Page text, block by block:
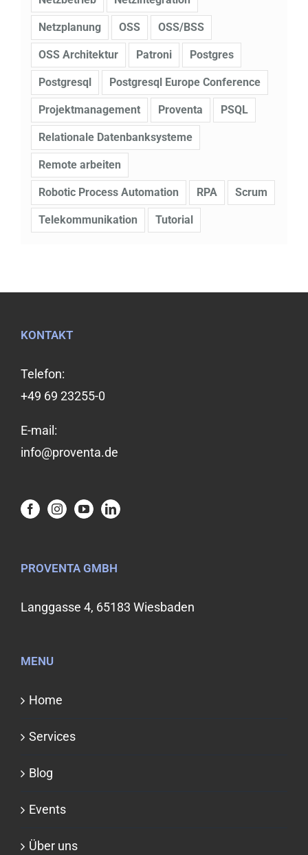
Netzplanung OSS OSS/BSS
OSS Architektur Patroni Postgres
Postgresql Postgresql Europe Conference
Projektmanagement Proventa PSQL
Relationale Datenbanksysteme
Remote arbeiten
Robotic Process Automation RPA Scrum
Telekommunikation Tutorial
KONTAKT
Telefon:
+49 69 23255-0
E-mail:
info@proventa.de
PROVENTA GMBH
Langgasse 4, 65183 Wiesbaden
MENU
Home
Services
Blog
Events
Über uns